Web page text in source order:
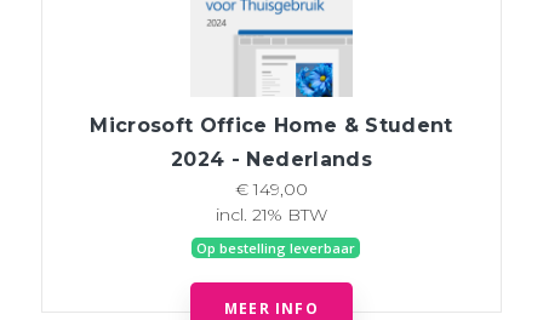
Microsoft Office Home & Student
2024 - Nederlands
€ 149,00
incl. 21% BTW
Op bestelling leverbaar
MEER INFO